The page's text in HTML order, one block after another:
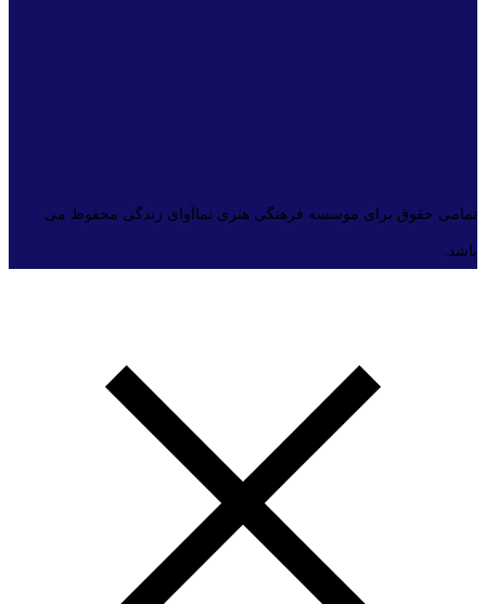
تمامی حقوق برای موسسه فرهنگی هنری نماآوای زندگی محفوظ می
باشد.